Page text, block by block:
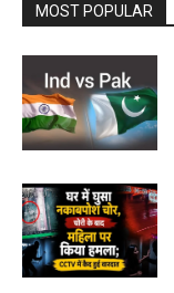
MOST POPULAR